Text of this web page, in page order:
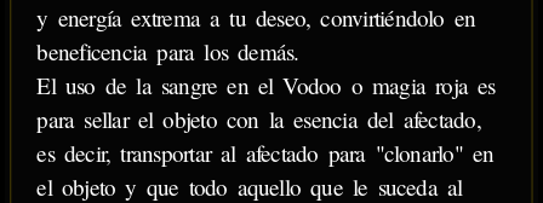
y energía extrema a tu deseo, convirtiéndolo en
beneficencia para los demás.
El uso de la sangre en el Vodoo o magia roja es
para sellar el objeto con la esencia del afectado,
es decir, transportar al afectado para "clonarlo" en
el objeto y que todo aquello que le suceda al